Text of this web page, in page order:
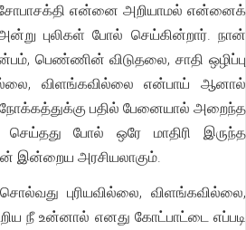
சோபாசக்தி என்னை அறியாமல் என்னைக்
புலிகள் போல் செய்கின்றார். நான்
பெண்ணின் விடுதலை, சாதி ஒழிப்பு
விளங்கவில்லை என்பாய் ஆனால்
பதில் பேனையால் அறைந்த
போல் ஒரே மாதிரி இருந்த
இன்றைய அரசியலாகும்.
புரியவில்லை, விளங்கவில்லை,
நீ உன்னால் எனது கோட்பாட்டை எப்படி